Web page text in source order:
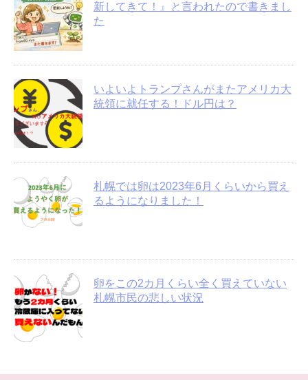
新してきて！』と言われたので書きまし
た
いよいよトランプさんがまたアメリカ大
統領に就任する！ドル円は？
札幌では卵は2023年6月くらいから買え
るようになりました！
卵をこの2カ月くらい全く買えていない
札幌市民の悲しい状況